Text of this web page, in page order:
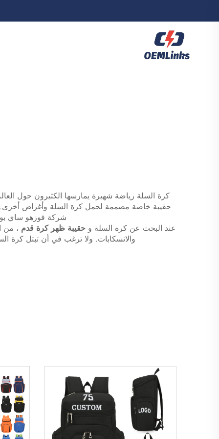
كرة السلة رياضة شهيرة يمارسها الكثيرون حول
حقيبة خاصة مصممة لحمل كرة السلة وأغراض أخرى.
شركة فوزهو ساي
عند البحث عن كرة السلة وحقيبة ظهر كرة قدم ، من
والانسكابات. ولا ترغب في أن تبتل كرة